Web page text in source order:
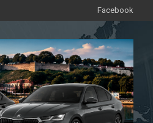
Facebook